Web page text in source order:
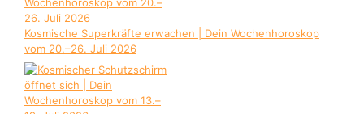
Kosmische Superkräfte erwachen | Dein Wochenhoroskop
vom 20.–26. Juli 2026